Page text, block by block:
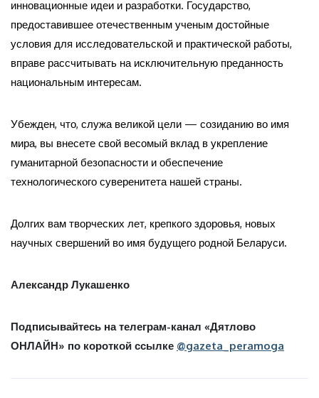
инновационные идеи и разработки. Государство,
предоставившее отечественным ученым достойные
условия для исследовательской и практической работы,
вправе рассчитывать на исключительную преданность
национальным интересам.
Убежден, что, служа великой цели — созиданию во имя
мира, вы внесете свой весомый вклад в укрепление
гуманитарной безопасности и обеспечение
технологического суверенитета нашей страны.
Долгих вам творческих лет, крепкого здоровья, новых
научных свершений во имя будущего родной Беларуси.
Александр Лукашенко
Подписывайтесь на телеграм-канал «Дятлово
ОНЛАЙН» по короткой ссылке @gazeta_peramoga